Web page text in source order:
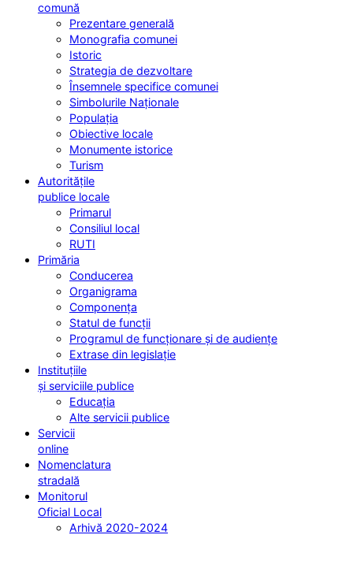
comună
Prezentare generală
Monografia comunei
Istoric
Strategia de dezvoltare
Însemnele specifice comunei
Simbolurile Naționale
Populația
Obiective locale
Monumente istorice
Turism
Autoritățile
publice locale
Primarul
Consiliul local
RUTI
Primăria
Conducerea
Organigrama
Componența
Statul de funcții
Programul de funcționare și de audiențe
Extrase din legislație
Instituțiile
și serviciile publice
Educația
Alte servicii publice
Servicii
online
Nomenclatura
stradală
Monitorul
Oficial Local
Arhivă 2020-2024